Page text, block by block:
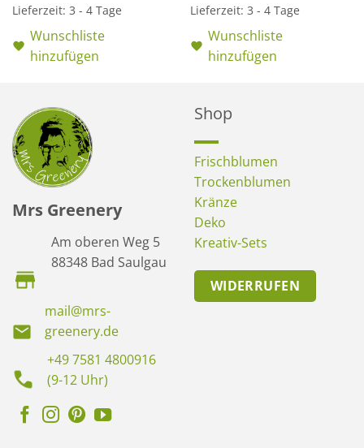
Lieferzeit: 3 - 4 Tage
Wunschliste
hinzufügen
Lieferzeit: 3 - 4 Tage
Wunschliste
hinzufügen
Mrs Greenery
Am oberen Weg 5
88348 Bad Saulgau
mail@mrs-
greenery.de
+49 7581 4800916
(9-12 Uhr)
Shop
Frischblumen
Trockenblumen
Kränze
Deko
Kreativ-Sets
WIDERRUFEN